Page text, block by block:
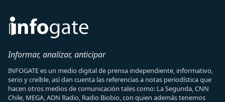
Informar, analizar, anticipar
INFOGATE es un medio digital de prensa independiente, informativo,
serio y creíble, así dan cuenta las referencias a notas periodística que
hacen otros medios de comunicación tales como: La Segunda, CNN
Chile, MEGA, ADN Radio, Radio Biobio, con quien además tenemos